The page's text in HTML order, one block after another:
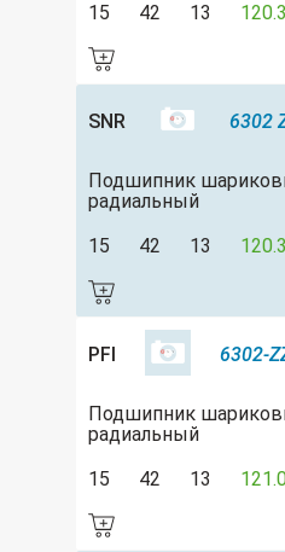
15
42 13
SNR 6302
Подшипник
радиальный
15
42 13
PFI 6302-
Подшипник
радиальный
15
42 13